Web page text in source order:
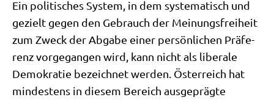
Ein poli­ti­sches System, in dem syste­ma­tisch und
gezielt gegen den Gebrauch der Mei­nungs­frei­heit
zum Zweck der Abga­be einer per­sön­li­chen Prä­fe­
renz vor­ge­gan­gen wird, kann nicht als libe­ra­le
Demo­kra­tie bezeich­net wer­den. Öster­reich hat
min­de­stens in die­sem Bereich aus­ge­präg­te